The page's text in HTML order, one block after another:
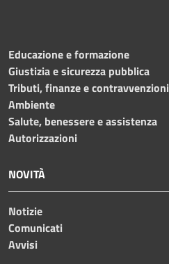
Educazione e formazione
Giustizia e sicurezza pubblica
Tributi, finanze e contravvenzioni
Ambiente
Salute, benessere e assistenza
Autorizzazioni
NOVITÀ
Notizie
Comunicati
Avvisi